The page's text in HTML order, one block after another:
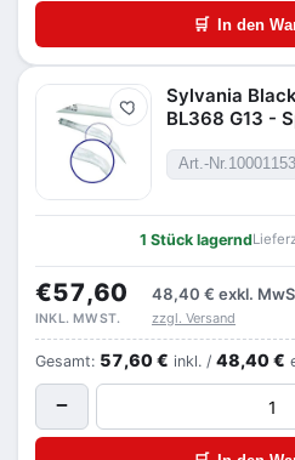
🛒 In den
Merken
Sylvania
BL368 G13 -
Art.-Nr.
1 Stück lagernd
€57,60 48,40 € exkl.
INKL. MWST. zzgl. Versand
Gesamt: 57,60 € inkl. / 48,40 €
−